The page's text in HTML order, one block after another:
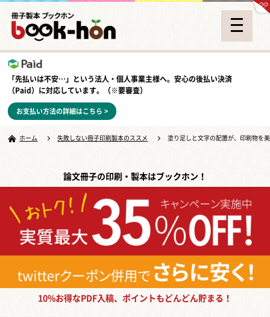
「先払いは不安…」という法人・個人事業主様へ。安心の後払い決済
（Paid） に対応しています。（※要審査）
お支払い方法の詳細はこちら >
ホーム 失敗しない冊子印刷製本のススメ 塗り足しと文字の配置が、印刷物を
論文冊子の印刷・製本はブックホン！
10%お得なPDF入稿、ポイントもどんどん貯まる！